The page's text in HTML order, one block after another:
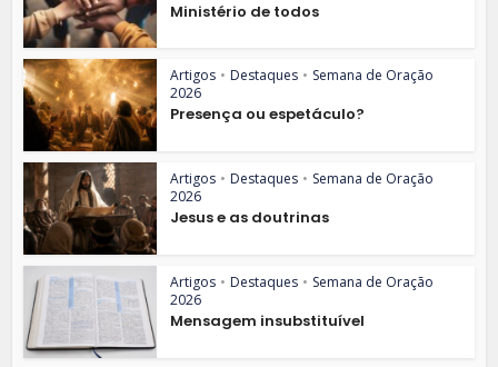
Ministério de todos
Artigos • Destaques • Semana de Oração
2026
Presença ou espetáculo?
Artigos • Destaques • Semana de Oração
2026
Jesus e as doutrinas
Artigos • Destaques • Semana de Oração
2026
Mensagem insubstituível